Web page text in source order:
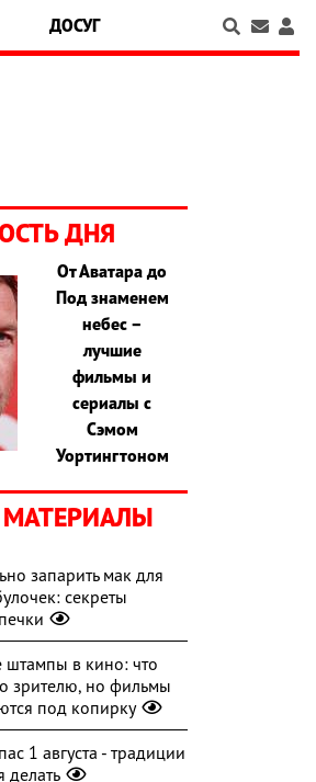
ДОСУГ
ДНЯ
От Аватара до
Под знаменем
небес –
лучшие
фильмы и
сериалы с
Сэмом
Уортингтоном
запарить мак для
секреты
штампы в кино: что
зрителю, но фильмы
под копирку
1 августа - традиции
делать